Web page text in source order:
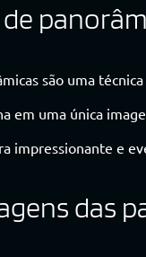
de
são uma
em uma única
impressionante e
das